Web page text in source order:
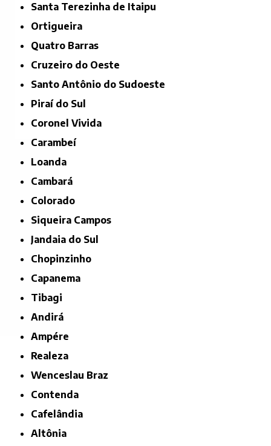
Santa Terezinha de Itaipu
Ortigueira
Quatro Barras
Cruzeiro do Oeste
Santo Antônio do Sudoeste
Piraí do Sul
Coronel Vivida
Carambeí
Loanda
Cambará
Colorado
Siqueira Campos
Jandaia do Sul
Chopinzinho
Capanema
Tibagi
Andirá
Ampére
Realeza
Wenceslau Braz
Contenda
Cafelândia
Altônia